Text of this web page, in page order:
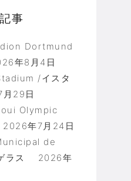
事
Dortmund
年8月4日
/イスタ
29日
Olympic
2026年7月24日
de
ラス
2026年